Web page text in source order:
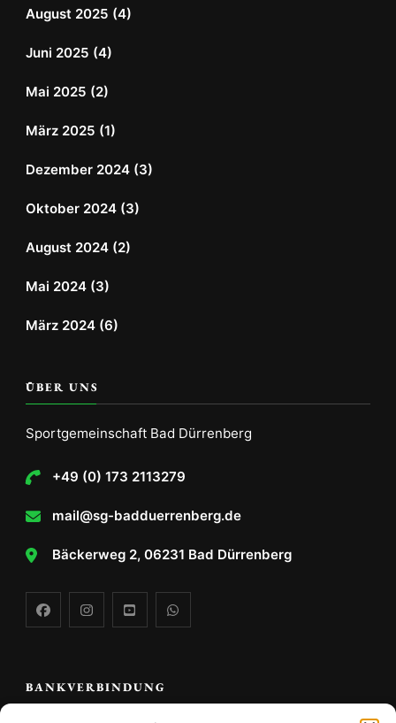
August 2025 (4)
Juni 2025 (4)
Mai 2025 (2)
März 2025 (1)
Dezember 2024 (3)
Oktober 2024 (3)
August 2024 (2)
Mai 2024 (3)
März 2024 (6)
ÜBER UNS
Sportgemeinschaft Bad Dürrenberg
+49 (0) 173 2113279
mail@sg-badduerrenberg.de
Bäckerweg 2, 06231 Bad Dürrenberg
BANKVERBINDUNG